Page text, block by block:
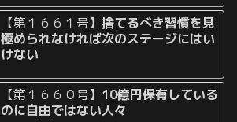
【第１６６１号】捨てるべき習慣を見
極められなければ次のステージにはい
けない
【第１６６０号】 10億円保有している
のに自由ではない人々